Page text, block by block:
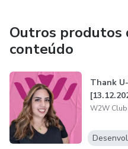
Outros produtos
conteúdo
Thank
W2W Club